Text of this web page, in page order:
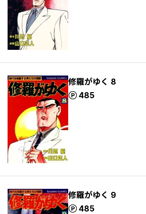
修羅がゆく 8
485
ポイント
修羅がゆく 9
485
ポイント